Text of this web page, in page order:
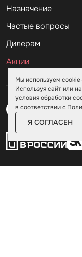
Назначение
Частые вопросы
Дилерам
Акции
Мы используем
Используя сайт или
условия обработки
в соответствии с
Я СОГЛАСЕН